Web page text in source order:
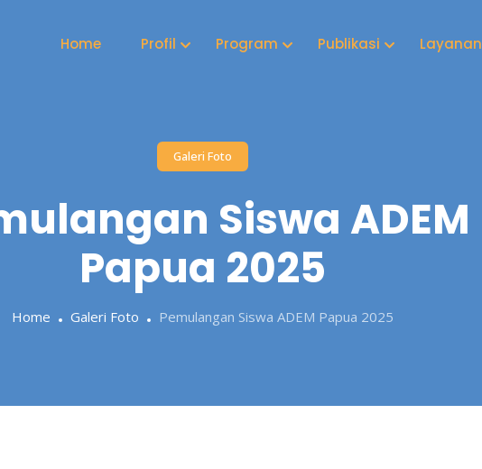
Home Profil Program Publikasi Layanan
Galeri Foto
Siswa ADEM
Papua 2025
Home Galeri Foto Pemulangan Siswa ADEM Papua 2025